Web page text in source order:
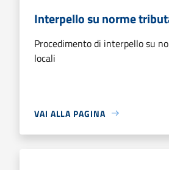
Interpello su norme
Procedimento di interpello su
locali
VAI ALLA PAGINA